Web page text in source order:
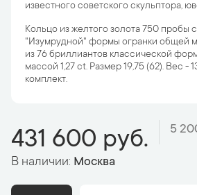
известного советского скульптора,
Кольцо из желтого золота 750 пробы
"Изумрудной" формы огранки общей
из 76 бриллиантов классической
массой 1,27 ct. Размер 19,75 (62). Вес -
комплект.
431 600 руб. 5
В наличии: Москва